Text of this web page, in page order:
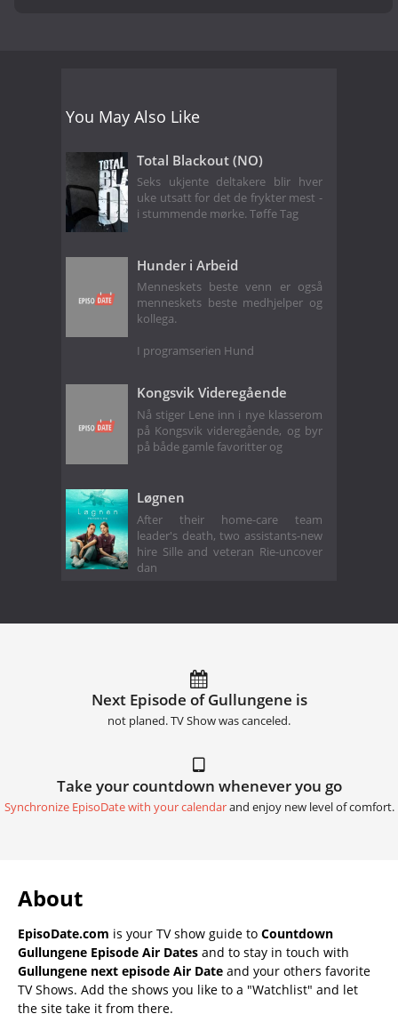
You May Also Like
Total Blackout (NO)
Seks ukjente deltakere blir hver
uke utsatt for det de frykter mest -
i stummende mørke. Tøffe Tag
Hunder i Arbeid
Menneskets beste venn er også
menneskets beste medhjelper og
kollega.
I programserien Hund
Kongsvik Videregående
Nå stiger Lene inn i nye klasserom
på Kongsvik videregående, og byr
på både gamle favoritter og
Løgnen
After their home-care team
leader's death, two assistants-new
hire Sille and veteran Rie-uncover
dan
Next Episode of Gullungene is
not planed. TV Show was canceled.
Take your countdown whenever you go
Synchronize EpisoDate with your calendarand enjoy new level of comfort.
About
EpisoDate.com is your TV show guide to Countdown
Gullungene Episode Air Dates and to stay in touch with
Gullungene next episode Air Date and your others favorite
TV Shows. Add the shows you like to a "Watchlist" and let
the site take it from there.